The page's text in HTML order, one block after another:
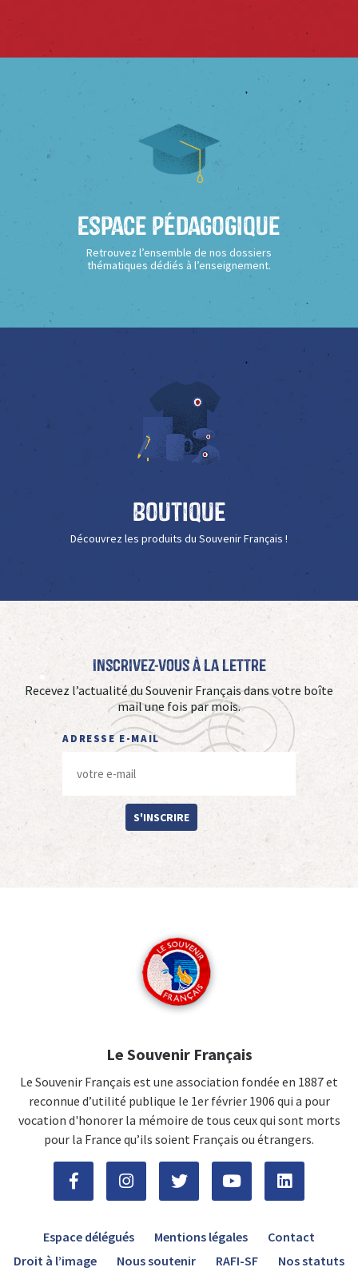
Espace Pédagogique
Retrouvez l’ensemble de nos dossiers
thématiques dédiés à l’enseignement.
Boutique
Découvrez les produits du Souvenir Français !
Inscrivez-vous à La Lettre
Recevez l’actualité du Souvenir Français dans votre boîte
mail une fois par mois.
ADRESSE E-MAIL
S'INSCRIRE
Le Souvenir Français
Le Souvenir Français est une association fondée en 1887 et
reconnue d’utilité publique le 1er février 1906 qui a pour
vocation d'honorer la mémoire de tous ceux qui sont morts
pour la France qu’ils soient Français ou étrangers.
Espace délégués Mentions légales
Contact
Droit à l’image
Nous soutenir RAFI-SF Nos statuts